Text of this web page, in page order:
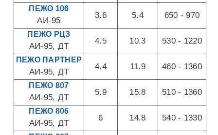
ПЕЖО 106
АИ-95
3.6 5.4 650 - 970
ПЕЖО РЦЗ
АИ-95, ДТ
4.5 10.3 530 - 1220
ПЕЖО ПАРТНЕР
АИ-95, ДТ
4.4 11.9 460 - 1360
ПЕЖО 807
АИ-95, ДТ
5.9 15.8 510 - 1360
ПЕЖО 806
АИ-95, ДТ
6 14.8 540 - 1330